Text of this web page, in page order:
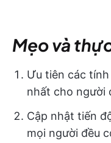
Mẹo và
Ưu tiên các
nhất cho người
Cập nhật tiến
mọi người đều